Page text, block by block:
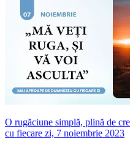
O rugăciune simplă, plină de
cu fiecare zi, 7 noiembrie 2023